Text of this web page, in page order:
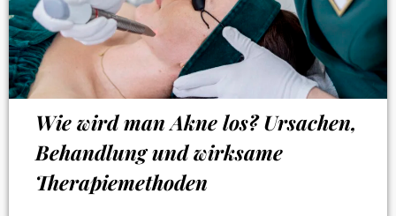
Wie wird man Akne los? Ursachen,
Behandlung und wirksame
Therapiemethoden